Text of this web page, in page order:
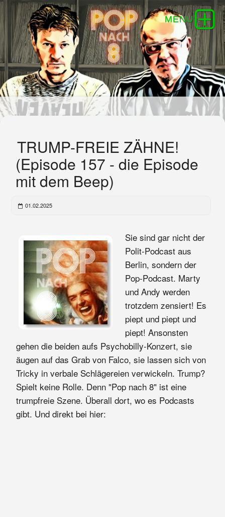
TRUMP-FREIE ZÄHNE!
(Episode 157 - die Episode
mit dem Beep)
01.02.2025
Sie sind gar nicht der
Polit-Podcast aus
Berlin, sondern der
Pop-Podcast. Marty
und Andy werden
trotzdem zensiert! Es
piept und piept und
piept! Ansonsten
gehen die beiden aufs Psychobilly-Konzert, sie
äugen auf das Grab von Falco, sie lassen sich von
Tricky in verbale Schlägereien verwickeln. Trump?
Spielt keine Rolle. Denn "Pop nach 8" ist eine
trumpfreie Szene. Überall dort, wo es Podcasts
gibt. Und direkt bei hier: